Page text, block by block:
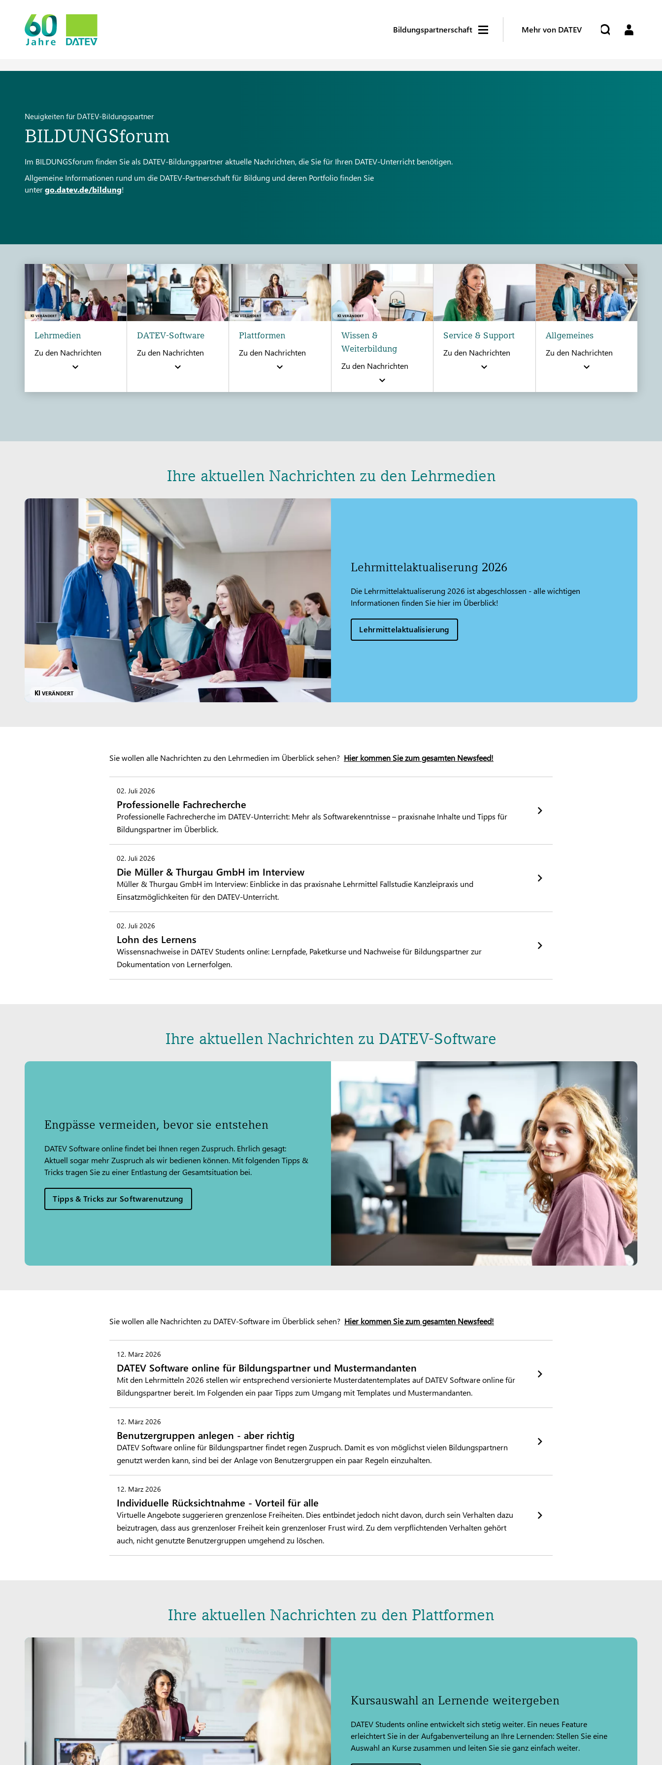
Bildungspartnerschaft Mehr von DATEV
Neuigkeiten für DATEV-Bildungspartner
BILDUNGSforum
Im BILDUNGSforum finden Sie als DATEV-Bildungspartner aktuelle Nachrichten, die Sie für Ihren DATEV-Unterricht benötigen.
Allgemeine Informationen rund um die DATEV-Partnerschaft für Bildung und deren Portfolio finden Sie
untergo.datev.de/bildung!
KI VERÄNDERT
Lehrmedien
Zu den Nachrichten
DATEV-Software
Zu den Nachrichten
KIVERÄNDERT
Plattformen
Zu den Nachrichten
KI VERÄNDERT
Wissen &
Weiterbildung
Zu den Nachrichten
Service & Support
Zu den Nachrichten
Allgemeines
Zu den Nachrichten
Ihre aktuellen Nachrichten zu den Lehrmedien
Lehrmittelaktualiserung 2026
Die Lehrmittelaktualiserung 2026 ist abgeschlossen - alle wichtigen
Informationen finden Sie hier im Überblick!
Lehrmittelaktualisierung
KI VERÄNDERT
Sie wollen alle Nachrichten zu den Lehrmedien im Überblick sehen? Hier kommen Sie zum gesamten Newsfeed!
02. Juli 2026
Professionelle Fachrecherche
Professionelle Fachrecherche im DATEV-Unterricht: Mehr als Softwarekenntnisse – praxisnahe Inhalte und Tipps für
Bildungspartner im Überblick.
02. Juli 2026
Die Müller & Thurgau GmbH im Interview
Müller & Thurgau GmbH im Interview: Einblicke in das praxisnahe Lehrmittel Fallstudie Kanzleipraxis und
Einsatzmöglichkeiten für den DATEV-Unterricht.
02. Juli 2026
Lohn des Lernens
Wissensnachweise in DATEV Students online: Lernpfade, Paketkurse und Nachweise für Bildungspartner zur
Dokumentation von Lernerfolgen.
Ihre aktuellen Nachrichten zu DATEV-Software
Engpässe vermeiden, bevor sie entstehen
DATEV Software online findet bei Ihnen regen Zuspruch. Ehrlich gesagt:
Aktuell sogar mehr Zuspruch als wir bedienen können. Mit folgenden Tipps &
Tricks tragen Sie zu einer Entlastung der Gesamtsituation bei.
Tipps & Tricks zur Softwarenutzung
Sie wollen alle Nachrichten zu DATEV-Software im Überblick sehen? Hier kommen Sie zum gesamten Newsfeed!
12. März 2026
DATEV Software online für Bildungspartner und Mustermandanten
Mit den Lehrmitteln 2026 stellen wir entsprechend versionierte Musterdatentemplates auf DATEV Software online für
Bildungspartner bereit. Im Folgenden ein paar Tipps zum Umgang mit Templates und Mustermandanten.
12. März 2026
Benutzergruppen anlegen - aber richtig
DATEV Software online für Bildungspartner findet regen Zuspruch. Damit es von möglichst vielen Bildungspartnern
genutzt werden kann, sind bei der Anlage von Benutzergruppen ein paar Regeln einzuhalten.
12. März 2026
Individuelle Rücksichtnahme - Vorteil für alle
Virtuelle Angebote suggerieren grenzenlose Freiheiten. Dies entbindet jedoch nicht davon, durch sein Verhalten dazu
beizutragen, dass aus grenzenloser Freiheit kein grenzenloser Frust wird. Zu dem verpflichtenden Verhalten gehört
auch, nicht genutzte Benutzergruppen umgehend zu löschen.
Ihre aktuellen Nachrichten zu den Plattformen
Kursauswahl an Lernende weitergeben
DATEV Students online entwickelt sich stetig weiter. Ein neues Feature
erleichtert Sie in der Aufgabenverteilung an Ihre Lernenden: Stellen Sie eine
Auswahl an Kurse zusammen und leiten Sie sie ganz einfach weiter.